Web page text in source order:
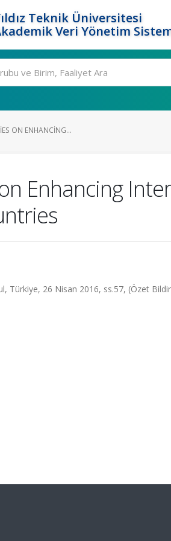
Teknik Üniversitesi
Veri Yönetim
ON ENHANCING...
Enhancing
Türkiye, 26 Nisan 2016, ss.57, (Özet